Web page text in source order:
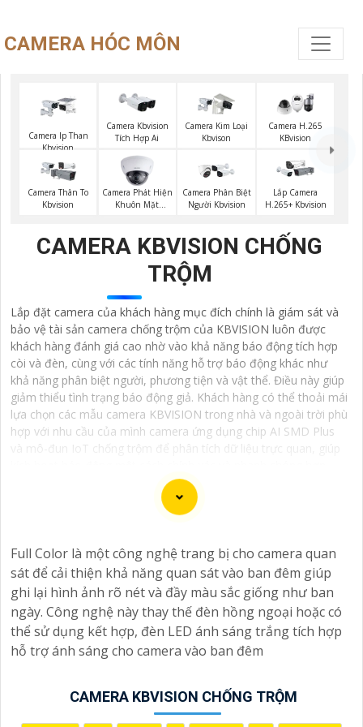
CAMERA HÓC MÔN
Camera Ip Than
Kbvision
Camera Kbvision
Tích Hợp Ai
Camera Kim Loại
Kbvison
Camera H.265
KBvision
Camera Thân To
Kbvision
Camera Phát Hiện
Khuôn Mặt
Camera Phân Biệt
Người Kbvision
Lắp Camera
H.265+ Kbvision
CAMERA KBVISION CHỐNG
TRỘM
Lắp đặt camera của khách hàng mục đích chính là giám sát và
bảo vệ tài sản camera chống trộm của KBVISION luôn được
khách hàng đánh giá cao nhờ vào khả năng báo động tích hợp
còi và đèn, cùng với các tính năng hỗ trợ báo động khác như
khả năng phân biệt người, phương tiện và vật thể. Điều này giúp
giảm thiểu tình trạng báo động giả. Khách hàng có thể thoải mái
lựa chọn các mẫu camera KBVISION trong nhà và ngoài trời phù
hợp với nhu cầu của mình camera ứng dụng chip AI SMD Plus
và mô-đun IoT chống trộm để phân tích dữ liệu trực quan, giúp
Một số dòng camera KBVISION chống trộm cao cấp còn được
trang bị loa và đèn nháy sáng mang tính răn đe hiệu quả.
Camera KBVISION chống trộm với chất lượng hình ảnh sắc nét,
Dịch vụ cài đặt Camera Báo Động Chống Trộm là một
giải pháp hiệu quả để bảo vệ tài sản và nhà ở của bạn.
Camera báo động chống trộm giúp bạn theo dõi và ghi
xâm nhập hoặc hành vi đáng ngờ trong không gian
Full Color là một công nghệ trang bị cho camera quan
sát để cải thiện khả năng quan sát vào ban đêm giúp
ghi lại hình ảnh rõ nét và đầy màu sắc giống như ban
ngày. Công nghệ này thay thế đèn hồng ngoại hoặc có
thể sử dụng kết hợp, đèn LED ánh sáng trắng tích hợp
hỗ trợ ánh sáng cho camera vào ban đêm
CAMERA KBVISION CHỐNG TRỘM